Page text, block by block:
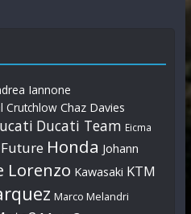
Iannone
Crutchlow Chaz Davies
Ducati Team Eicma
Future Honda Johann
Lorenzo Kawasaki KTM
Marco Melandri